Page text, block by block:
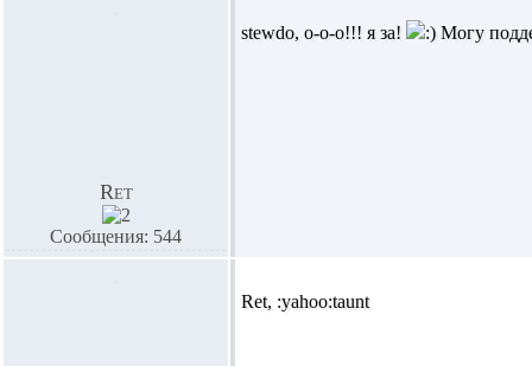
Ret
Сообщения: 544
stewdo, о-о-о!!! я за! Могу
Ret, :yahoo:taunt